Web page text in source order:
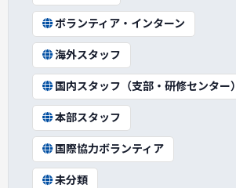
ボランティア・インターン
海外スタッフ
国内スタッフ（支部・研修センター）
本部スタッフ
国際協力ボランティア
未分類